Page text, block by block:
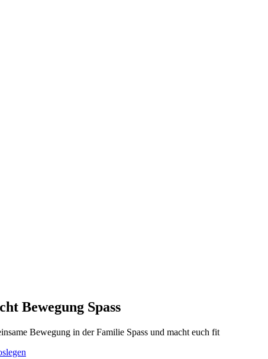
Bewegung Spass
Bewegung in der Familie Spass und macht euch fit